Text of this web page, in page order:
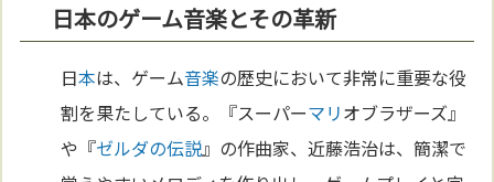
日本のゲーム音楽とその革新
日本は、ゲーム音楽の歴史において非常に重要な役
割を果たしている。『スーパーマリオブラザーズ』
や『ゼルダの伝説』の作曲家、近藤浩治は、簡潔で